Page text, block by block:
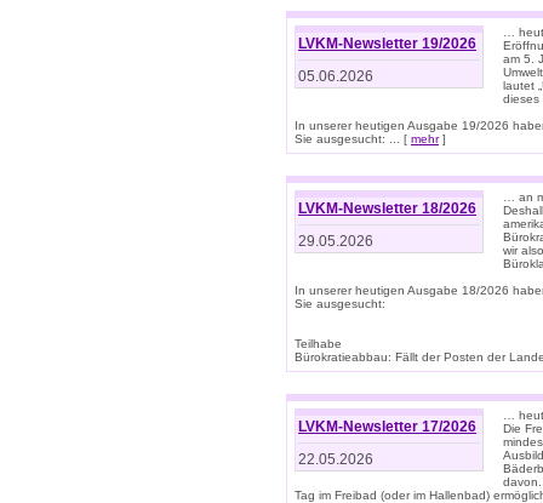
LVKM-Newsletter 19/2026
05.06.2026
…
am 5.
lautet
dieses
In unserer heutigen Ausgabe 19/2026
Sie ausgesucht: ... [ mehr]
LVKM-Newsletter 18/2026
29.05.2026
… an
wir
In unserer heutigen Ausgabe 18/2026
Sie ausgesucht:
Teilhabe
Bürokratieabbau: Fällt der Posten der
LVKM-Newsletter 17/2026
22.05.2026
…
Die
davon.
Tag im Freibad (oder im Hallenbad)